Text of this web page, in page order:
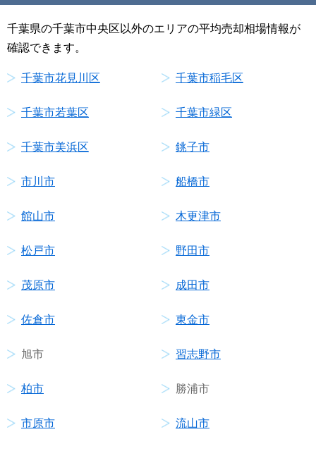
千葉県の千葉市中央区以外のエリアの平均売却相場情報が
確認できます。
千葉市花見川区 千葉市稲毛区
千葉市若葉区 千葉市緑区
千葉市美浜区 銚子市
市川市 船橋市
館山市 木更津市
松戸市 野田市
茂原市 成田市
佐倉市 東金市
旭市 習志野市
柏市 勝浦市
市原市 流山市